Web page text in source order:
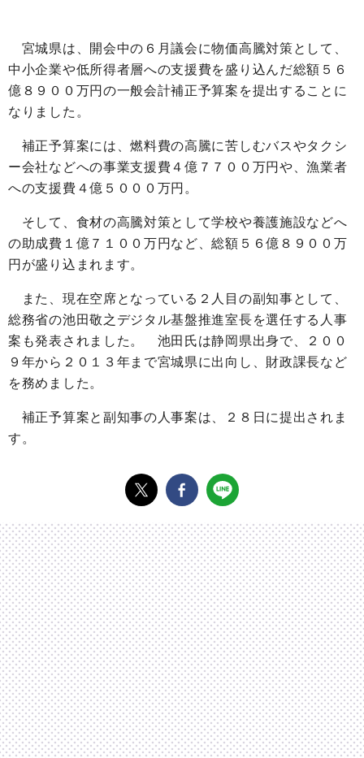
宮城県は、開会中の６月議会に物価高騰対策として、
中小企業や低所得者層への支援費を盛り込んだ総額５６
億８９００万円の一般会計補正予算案を提出することに
なりました。
補正予算案には、燃料費の高騰に苦しむバスやタクシ
ー会社などへの事業支援費４億７７００万円や、漁業者
への支援費４億５０００万円。
そして、食材の高騰対策として学校や養護施設などへ
の助成費１億７１００万円など、総額５６億８９００万
円が盛り込まれます。
また、現在空席となっている２人目の副知事として、
総務省の池田敬之デジタル基盤推進室長を選任する人事
案も発表されました。 池田氏は静岡県出身で、２００
９年から２０１３年まで宮城県に出向し、財政課長など
を務めました。
補正予算案と副知事の人事案は、２８日に提出されま
す。